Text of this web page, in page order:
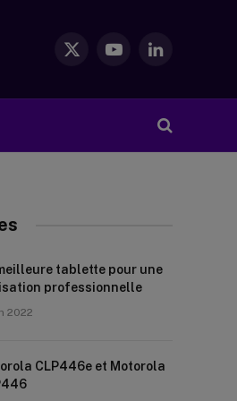
X
YouTubeLinkedIn
tablette pour une
professionnelle
2022
CLP446e et Motorola